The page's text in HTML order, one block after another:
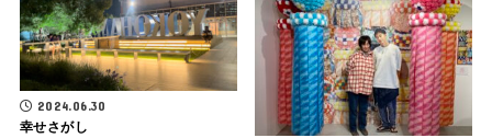
2024.06.30
幸せさがし